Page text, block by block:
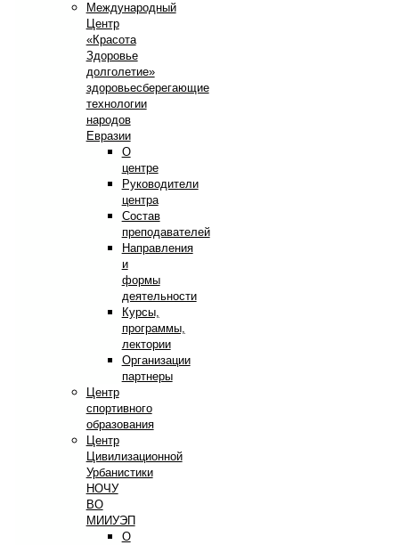
Международный
Центр
«Красота
Здоровье
долголетие»
здоровьесберегающие
технологии
народов
Евразии
О
центре
Руководители
центра
Состав
преподавателей
Направления
и
формы
деятельности
Курсы,
программы,
лектории
Организации
партнеры
Центр
спортивного
образования
Центр
Цивилизационной
Урбанистики
НОЧУ
ВО
МИИУЭП
О